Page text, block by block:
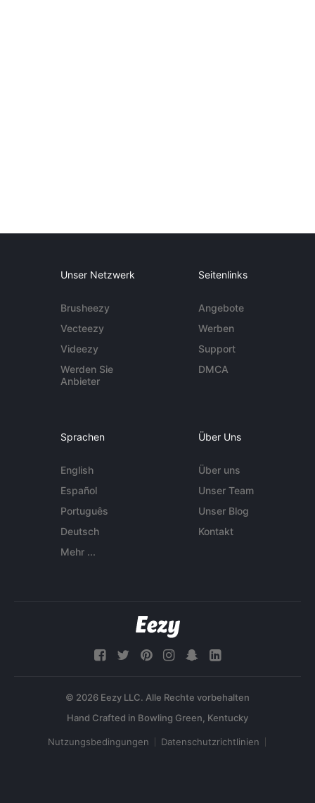
Unser Netzwerk
Brusheezy
Vecteezy
Videezy
Werden Sie
Anbieter
Seitenlinks
Angebote
Werben
Support
DMCA
Sprachen
English
Español
Português
Deutsch
Mehr ...
Über Uns
Über uns
Unser Team
Unser Blog
Kontakt
© 2026 Eezy LLC. Alle Rechte vorbehalten
Nutzungsbedingungen Datenschutzrichtlinien